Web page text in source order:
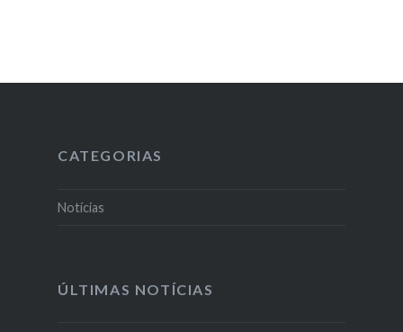
CATEGORIAS
Notícias
ÚLTIMAS NOTÍCIAS